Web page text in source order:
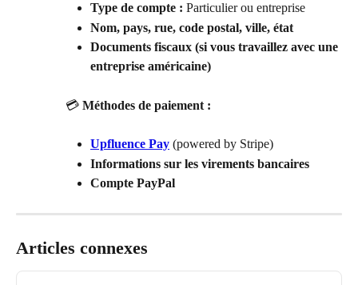
Type de compte : Particulier ou entreprise
Nom, pays, rue, code postal, ville, état
Documents fiscaux (si vous travaillez avec une
entreprise américaine)
💳 Méthodes de paiement :
Upfluence Pay (powered by Stripe)
Informations sur les virements bancaires
Compte PayPal
Articles connexes